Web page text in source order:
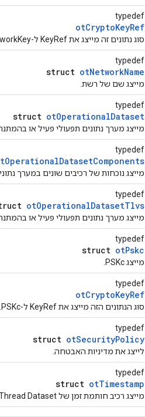
typedef
otCryptoKeyRef
סוג נתונים זה מייצג את KeyRef ל-NetworkKey.
typedef
struct otNetworkName
מייצג שם של רשת.
typedef
struct otOperationalDataset
מייצג מערך נתונים תפעולי פעיל או
typedef
מייצג נוכחות של רכיבים שונים במערך
typedef
otOperationalDatasetTlvs
מייצג מערך נתונים תפעולי פעיל או
typedef
struct otPskc
מייצג PSKc.
typedef
otCryptoKeyRef
סוג הנתונים הזה מייצג את KeyRef ל-PSKc.
typedef
struct otSecurityPolicy
לייצג את מדיניות האבטחה.
typedef
struct otTimestamp
מייצג רכיב חותמת זמן של Thread Dataset.